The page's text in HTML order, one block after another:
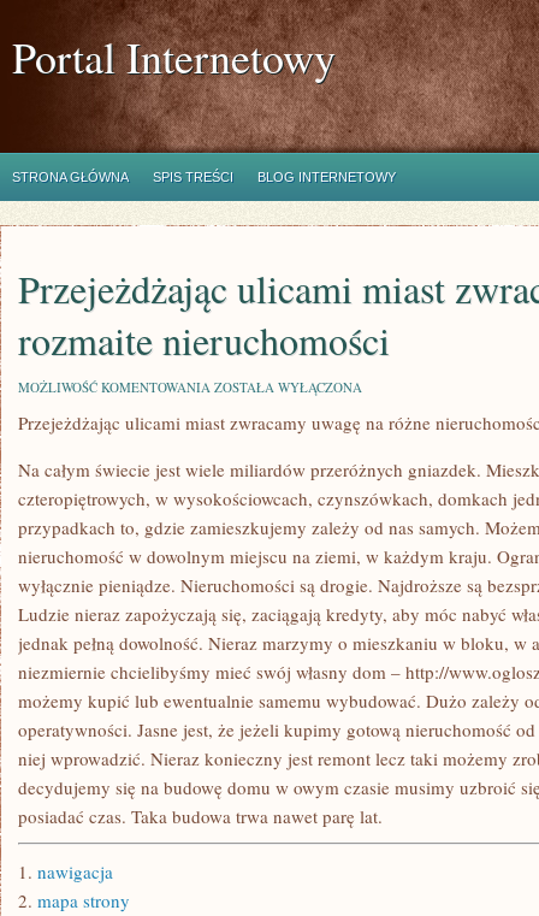
Portal Internetowy
STRONA GŁÓWNA SPIS TREŚCI BLOG INTERNETOWY
Przejeżdżając ulicami miast
rozmaite nieruchomości
MOŻLIWOŚĆ KOMENTOWANIA PRZEJEŻDŻAJĄC
MIAST
NA
ROZMAITE
NIERUCHOMOŚCI
ZOSTAŁA WYŁĄCZONA
Przejeżdżając ulicami miast zwracamy uwagę na różne
Na całym świecie jest wiele miliardów przeróżnych gniazdek.
czteropiętrowych, w wysokościowcach, czynszówkach, domkach
przypadkach to, gdzie zamieszkujemy zależy od nas samych.
nieruchomość w dowolnym miejscu na ziemi, w każdym kraju.
wyłącznie pieniądze. Nieruchomości są drogie. Najdroższe są
Ludzie nieraz zapożyczają się, zaciągają kredyty, aby móc nabyć
jednak pełną dowolność. Nieraz marzymy o mieszkaniu w bloku, w
niezmiernie chcielibyśmy mieć swój własny dom – http://
możemy kupić lub ewentualnie samemu wybudować. Dużo zależy
operatywności. Jasne jest, że jeżeli kupimy gotową nieruchomość
niej wprowadzić. Nieraz konieczny jest remont lecz taki możemy
decydujemy się na budowę domu w owym czasie musimy uzbroić
posiadać czas. Taka budowa trwa nawet parę lat.
1. nawigacja
2. mapa strony